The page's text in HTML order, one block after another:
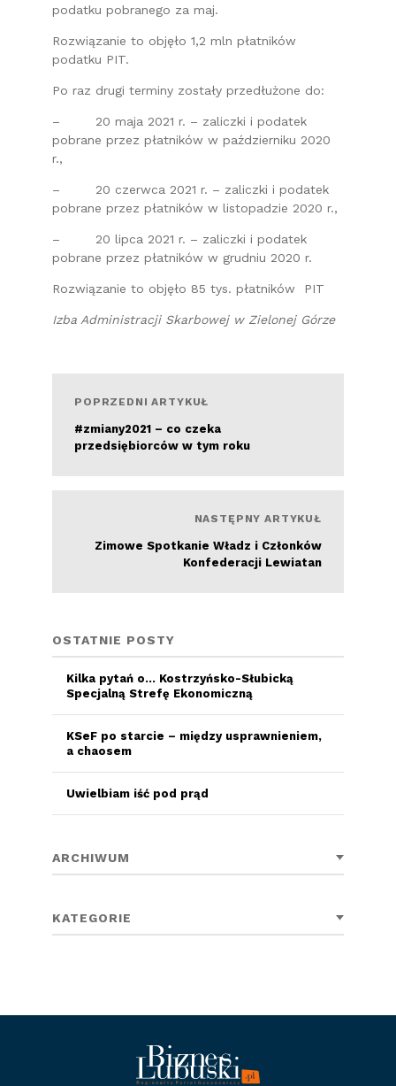
podatku pobranego za maj.
Rozwiązanie to objęło 1,2 mln płatników
podatku PIT.
Po raz drugi terminy zostały przedłużone do:
– 20 maja 2021 r. – zaliczki i podatek
pobrane przez płatników w październiku 2020
r.,
– 20 czerwca 2021 r. – zaliczki i podatek
pobrane przez płatników w listopadzie 2020 r.,
– 20 lipca 2021 r. – zaliczki i podatek
pobrane przez płatników w grudniu 2020 r.
Rozwiązanie to objęło 85 tys. płatników PIT
Izba Administracji Skarbowej w Zielonej Górze
POPRZEDNI ARTYKUŁ
#zmiany2021 – co czeka
przedsiębiorców w tym roku
NASTĘPNY ARTYKUŁ
Zimowe Spotkanie Władz i Członków
Konfederacji Lewiatan
OSTATNIE POSTY
Kilka pytań o… Kostrzyńsko-Słubicką
Specjalną Strefę Ekonomiczną
KSeF po starcie – między usprawnieniem,
a chaosem
Uwielbiam iść pod prąd
ARCHIWUM
KATEGORIE